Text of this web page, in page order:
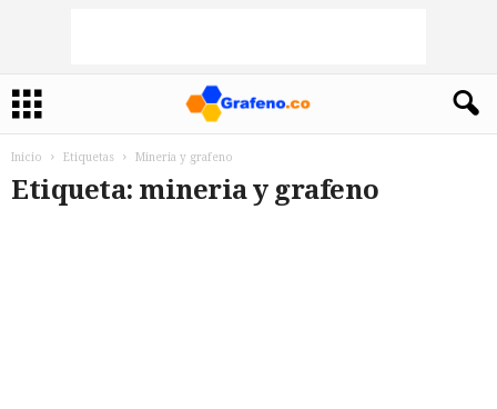
Inicio Etiquetas Mineria y grafeno
Etiqueta: mineria y grafeno